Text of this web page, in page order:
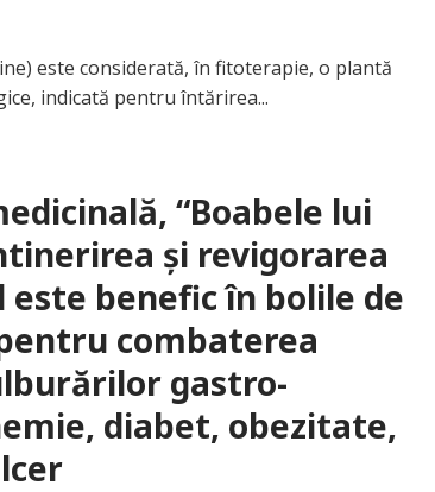
este considerată, în fitoterapie, o plantă
indicată pentru întărirea...
“Boabele lui
şi revigorarea
benefic în bolile de
combaterea
gastro-
diabet, obezitate,